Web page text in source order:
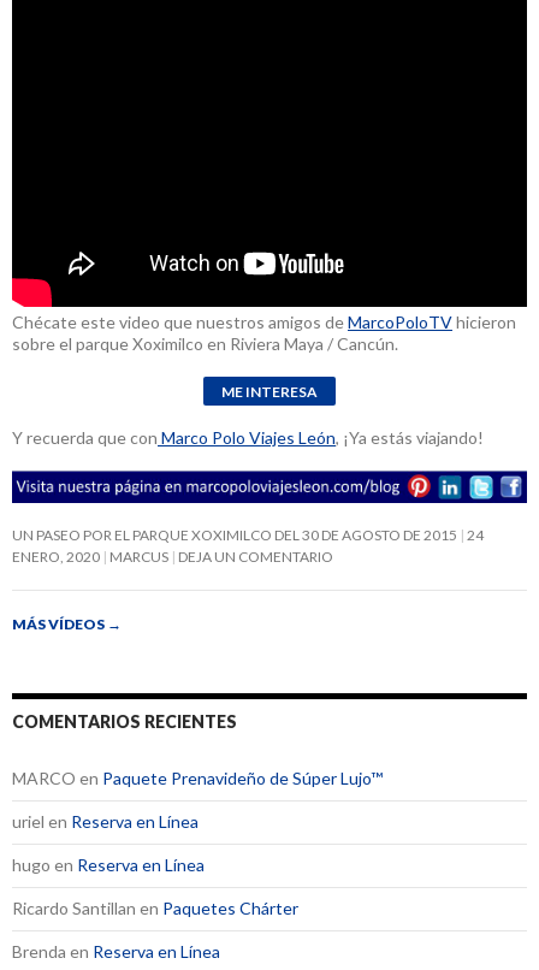
Chécate este video que nuestros amigos deMarcoPoloTVhicieron
sobre el parque Xoximilco en Riviera Maya / Cancún.
Y recuerda que con Marco Polo Viajes León, ¡Ya estás viajando!
UN PASEO POR EL PARQUE XOXIMILCO DEL 30 DE AGOSTO DE 2015 24
ENERO, 2020 MARCUS DEJA UN COMENTARIO
MÁS VÍDEOS →
COMENTARIOS RECIENTES
MARCO en Paquete Prenavideño de Súper Lujo™
uriel en Reserva en Línea
hugo en Reserva en Línea
Ricardo Santillan en Paquetes Chárter
Brenda en Reserva en Línea